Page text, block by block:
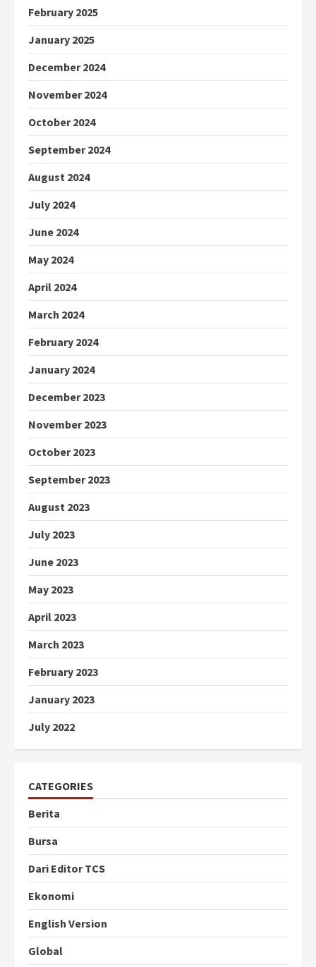
February 2025
January 2025
December 2024
November 2024
October 2024
September 2024
August 2024
July 2024
June 2024
May 2024
April 2024
March 2024
February 2024
January 2024
December 2023
November 2023
October 2023
September 2023
August 2023
July 2023
June 2023
May 2023
April 2023
March 2023
February 2023
January 2023
July 2022
CATEGORIES
Berita
Bursa
Dari Editor TCS
Ekonomi
English Version
Global